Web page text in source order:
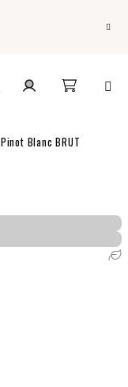
Blanc BRUT